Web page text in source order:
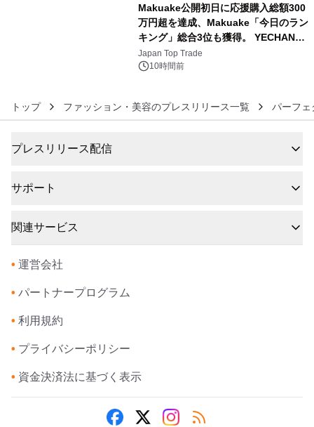
Makuake公開初日に応援購入総額300
万円超を達成、Makuake「今日のラン
キング」総合3位も獲得。 YECHAN音
浴シンギングボウル第2弾の大型サイ
ズ（XL・2XL・3XL）を先行販売中
Japan Top Trade
10時間前
トップ ファッション・美容のプレスリリース一覧 パーフェ
プレスリリース配信
サポート
関連サービス
• 運営会社
• パートナープログラム
• 利用規約
• プライバシーポリシー
• 資金決済法に基づく表示